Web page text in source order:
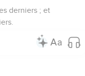
derniers ; et